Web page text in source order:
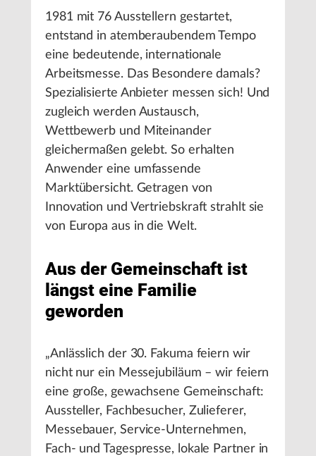
1981 mit 76 Ausstellern gestartet,
entstand in atemberaubendem Tempo
eine bedeutende, internationale
Arbeitsmesse. Das Besondere damals?
Spezialisierte Anbieter messen sich! Und
zugleich werden Austausch,
Wettbewerb und Miteinander
gleichermaßen gelebt. So erhalten
Anwender eine umfassende
Marktübersicht. Getragen von
Innovation und Vertriebskraft strahlt sie
von Europa aus in die Welt.
Aus der Gemeinschaft ist
längst eine Familie
geworden
„Anlässlich der 30. Fakuma feiern wir
nicht nur ein Messejubiläum – wir feiern
eine große, gewachsene Gemeinschaft:
Aussteller, Fachbesucher, Zulieferer,
Messebauer, Service-Unternehmen,
Fach- und Tagespresse, lokale Partner in